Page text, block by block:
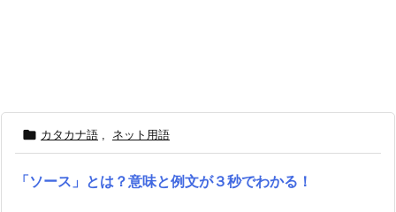
 カタカナ語 , ネット用語
「ソース」とは？意味と例文が３秒でわかる！